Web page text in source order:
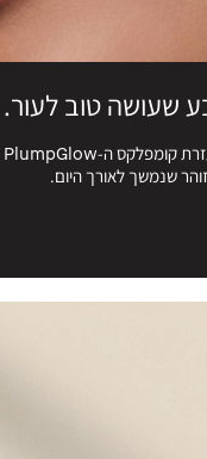
שעושה טוב לעור.
שנמשך לאורך היום.